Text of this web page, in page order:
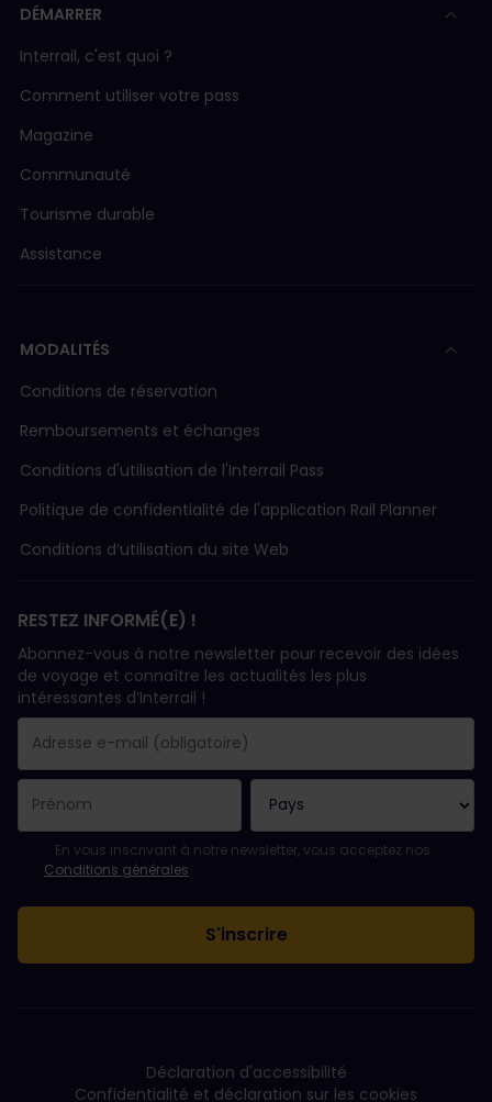
DÉMARRER
Interrail, c'est quoi ?
Comment utiliser votre pass
Magazine
Communauté
Tourisme durable
Assistance
MODALITÉS
Conditions de réservation
Remboursements et échanges
Conditions d'utilisation de l'Interrail Pass
Politique de confidentialité de l'application Rail Planner
Conditions d’utilisation du site Web
RESTEZ INFORMÉ(E) !
Abonnez-vous à notre newsletter pour recevoir des idées
de voyage et connaître les actualités les plus
intéressantes d’Interrail !
Le champ adresse e-mail est obligatoire.
L'adresse e-mail n'est pas valide !
L'inscription à la newsletter a échoué. Veuillez réessayer
Vous êtes déjà abonné(e) à cette newsletter.
Veuillez accepter les conditions générales pour vous inscrire à
En vous inscrivant à notre newsletter, vous acceptez nos
Conditions générales.
Déclaration d'accessibilité
Confidentialité et déclaration sur les cookies